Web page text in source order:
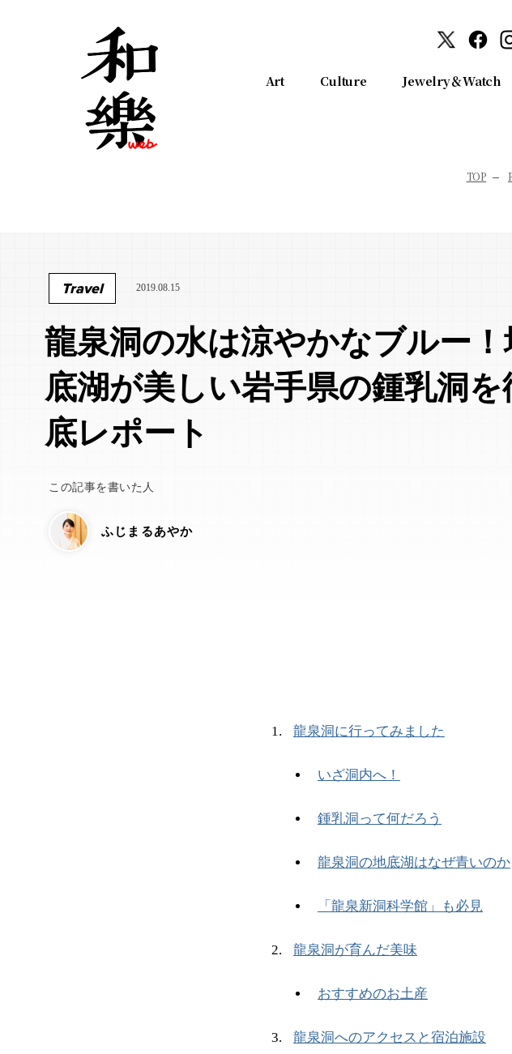
Art Culture Jewelry＆Watch
TOP
Travel 2019.08.15
龍泉洞の水は涼やかなブルー！
底湖が美しい岩手県の鍾乳洞を
底レポート
この記事を書いた人
ふじまるあやか
龍泉洞に行ってみました
いざ洞内へ！
鍾乳洞って何だろう
龍泉洞の地底湖はなぜ青いのか
「龍泉新洞科学館」も必見
龍泉洞が育んだ美味
おすすめのお土産
龍泉洞へのアクセスと宿泊施設